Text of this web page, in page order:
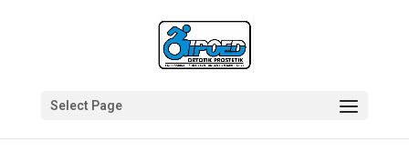
Select Page